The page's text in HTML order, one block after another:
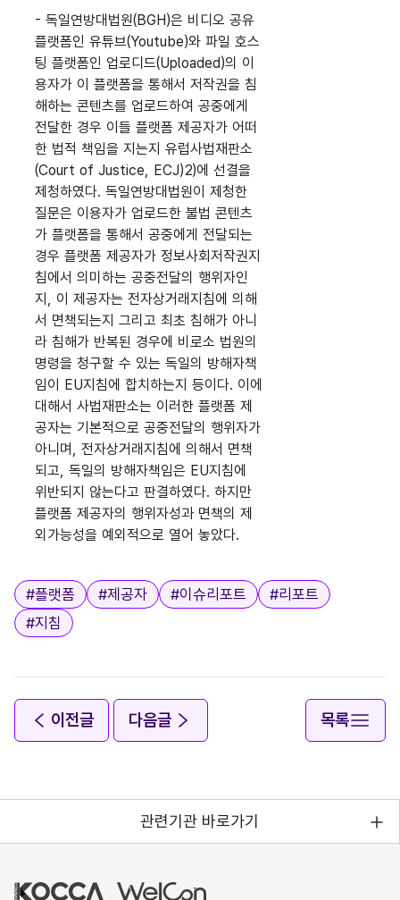
- 독일연방대법원(BGH)은 비디오 공유
플랫폼인 유튜브(Youtube)와 파일 호스
팅 플랫폼인 업로디드(Uploaded)의 이
용자가 이 플랫폼을 통해서 저작권을 침
해하는 콘텐츠를 업로드하여 공중에게
전달한 경우 이들 플랫폼 제공자가 어떠
한 법적 책임을 지는지 유럽사법재판소
(Court of Justice, ECJ)2)에 선결을
제청하였다. 독일연방대법원이 제청한
질문은 이용자가 업로드한 불법 콘텐츠
가 플랫폼을 통해서 공중에게 전달되는
경우 플랫폼 제공자가 정보사회저작권지
침에서 의미하는 공중전달의 행위자인
지, 이 제공자는 전자상거래지침에 의해
서 면책되는지 그리고 최초 침해가 아니
라 침해가 반복된 경우에 비로소 법원의
명령을 청구할 수 있는 독일의 방해자책
임이 EU지침에 합치하는지 등이다. 이에
대해서 사법재판소는 이러한 플랫폼 제
공자는 기본적으로 공중전달의 행위자가
아니며, 전자상거래지침에 의해서 면책
되고, 독일의 방해자책임은 EU지침에
위반되지 않는다고 판결하였다. 하지만
플랫폼 제공자의 행위자성과 면책의 제
외가능성을 예외적으로 열어 놓았다.
태그
#플랫폼 #제공자 #이슈리포트 #리포트
#지침
이전글 다음글 목록
관련기관 바로가기